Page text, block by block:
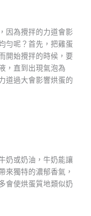
因為攪拌的力道會影
勻呢？首先，把雞蛋
開始攪拌的時候，要
，直到出現氣泡為
道過大會影響烘蛋的
奶或奶油，牛奶能讓
來獨特的濃郁香氣，
會使烘蛋質地類似奶